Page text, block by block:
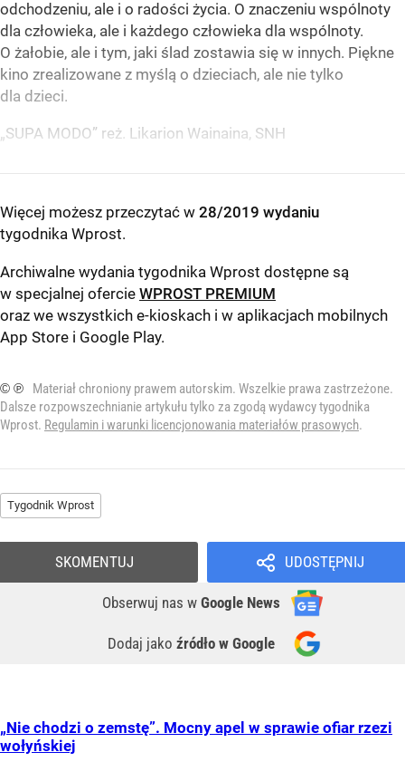
odchodzeniu, ale i o radości życia. O znaczeniu wspólnoty
dla człowieka, ale i każdego człowieka dla wspólnoty.
O żałobie, ale i tym, jaki ślad zostawia się w innych. Piękne
kino zrealizowane z myślą o dzieciach, ale nie tylko
dla dzieci.
„SUPA MODO” reż. Likarion Wainaina, SNH
Więcej możesz przeczytać w 28/2019 wydaniu
tygodnika Wprost.
Archiwalne wydania tygodnika Wprost dostępne są
w specjalnej ofercie WPROST PREMIUM
oraz we wszystkich e-kioskach i w aplikacjach mobilnych
App Store i Google Play.
© ℗
Materiał chroniony prawem autorskim. Wszelkie prawa zastrzeżone.
Dalsze rozpowszechnianie artykułu tylko za zgodą wydawcy tygodnika
Wprost. Regulamin i warunki licencjonowania materiałów prasowych.
Tygodnik Wprost
UDOSTĘPNIJ
Obserwuj nas w Google News
Dodaj jako źródło w Google
SKOMENTUJ
„Nie chodzi o zemstę”. Mocny apel w sprawie ofiar rzezi
wołyńskiej